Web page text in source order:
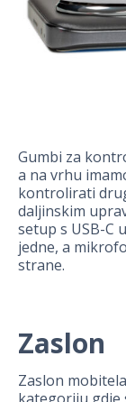
Gumbi za
a na vrhu
kontrolirati
daljinskim
setup s USB-C
jedne, a
strane.
Zaslon
Zaslon